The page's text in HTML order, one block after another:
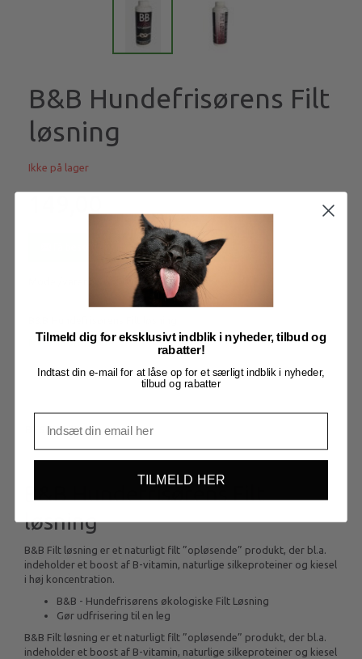
B&B Hundefrisørens Filt
løsning
Ikke på lager
Få besked når produktet kommer igen
bb908205
Mere information
BESKRIVELSE
B&B Hundefrisørens Filt
løsning
B&B Filt løsning er et naturligt filt ”opløsende” produkt, der bl.a.
indeholder et boost af B-vitamin, naturlige silkeproteiner og kiesel
i høj koncentration.
B&B - Hundefrisørens økologiske Filt Løsning
Gør udfrisering til en leg
B&B Filt løsning er et naturligt filt ”opløsende” produkt, der bl.a.
indeholder et boost af B-vitamin, naturlige silkeproteiner og kiesel
Tilmeld dig for eksklusivt indblik i nyheder, tilbud og
rabatter!
Indtast din e-mail for at låse op for et særligt indblik i nyheder,
tilbud og rabatter
TILMELD HER